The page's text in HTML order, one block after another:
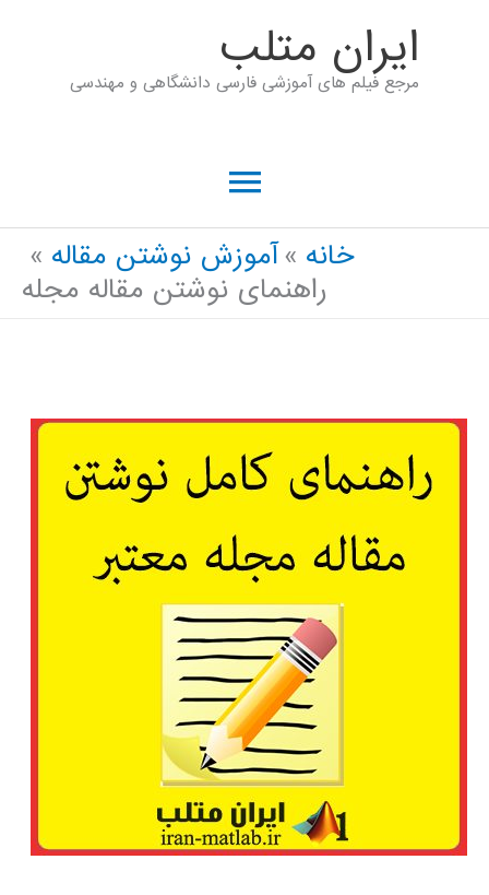
ايران متلب
مرجع فیلم های آموزشی فارسی دانشگاهی و مهندسی
فهرست
اصلی
خانه
آموزش نوشتن مقاله
راهنمای نوشتن مقاله مجله